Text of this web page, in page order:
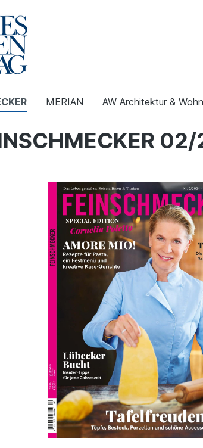
MERIAN AW Architektur &